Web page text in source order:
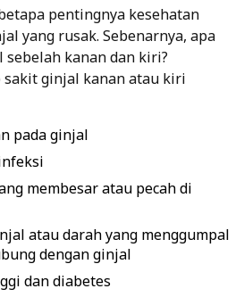
pentingnya kesehatan
yang rusak. Sebenarnya, apa
kanan dan kiri?
sakit ginjal kanan atau kiri
pada ginjal
membesar atau pecah di
atau darah yang menggumpal
dengan ginjal
dan diabetes